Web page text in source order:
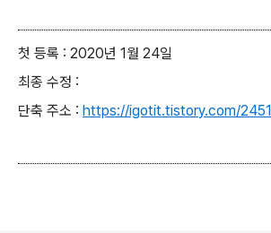
첫 등록 : 2020년 1월 24일
최종 수정 :
단축 주소 : https://igotit.tistory.com/2451